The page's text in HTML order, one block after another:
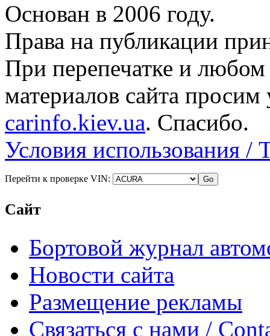
Основан в 2006 году.
Права на публикации
При перепечатке и
материалов сайта просим
carinfo.kiev.ua. Спасибо.
Условия использования /
Перейти к проверке VIN:
Сайт
Бортовой журнал
Новости сайта
Размещение рекламы
Связаться с нами /